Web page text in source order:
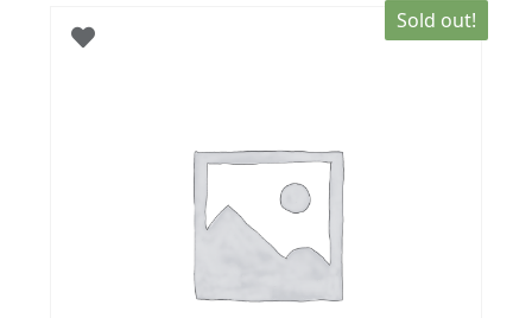
Sold out!